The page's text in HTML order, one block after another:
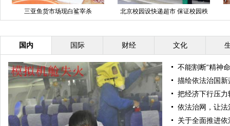
三亚鱼货市场现白鲨宰杀
北京校园设快递超市 保证校园秩
序（图）
国内 国际 财经 文化
不能割断“精神
描绘依法治国新
把经济下行压
依法治网，让
关于全面推进